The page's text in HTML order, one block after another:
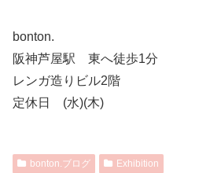
bonton.
阪神芦屋駅 東へ徒歩1分
レンガ造りビル2階
定休日 (水)(木)
bonton.ブログ Exhibition